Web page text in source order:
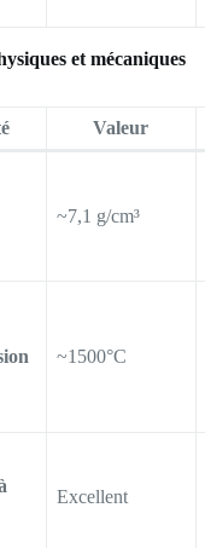
et mécaniques
Valeur
~7,1 g/cm³
~1500°C
Excellent